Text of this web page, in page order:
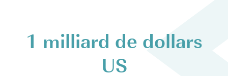
1 milliard de dollars
US